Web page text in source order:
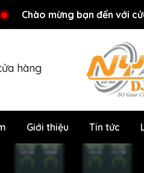
Chào mừng bạn đến với
Rất nhiều ưu đãi và chương
hàng
Giới thiệu Tin tức